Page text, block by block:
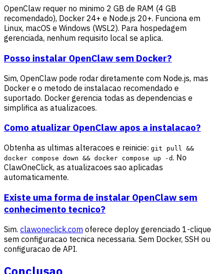
OpenClaw requer no minimo 2 GB de RAM (4 GB
recomendado), Docker 24+ e Node.js 20+. Funciona em
Linux, macOS e Windows (WSL2). Para hospedagem
gerenciada, nenhum requisito local se aplica.
Posso instalar OpenClaw sem Docker?
Sim, OpenClaw pode rodar diretamente com Node.js, mas
Docker e o metodo de instalacao recomendado e
suportado. Docker gerencia todas as dependencias e
simplifica as atualizacoes.
Como atualizar OpenClaw apos a instalacao?
Obtenha as ultimas alteracoes e reinicie: git pull &&
docker compose down && docker compose up -d. No
ClawOneClick, as atualizacoes sao aplicadas
automaticamente.
Existe uma forma de instalar OpenClaw sem
conhecimento tecnico?
Sim. clawoneclick.com oferece deploy gerenciado 1-clique
sem configuracao tecnica necessaria. Sem Docker, SSH ou
configuracao de API.